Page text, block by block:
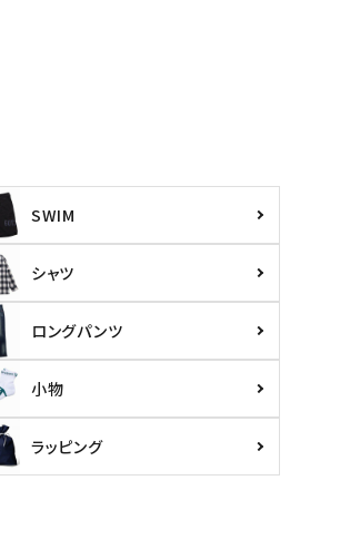
SWIM
シャツ
ロングパンツ
小物
ラッピング